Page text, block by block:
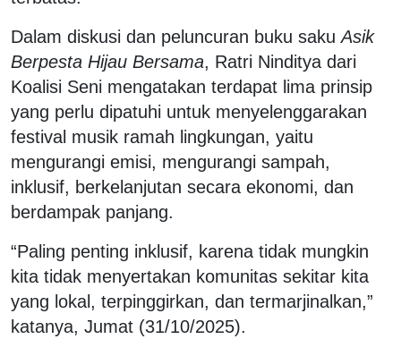
Dalam diskusi dan peluncuran buku sakuAsik
Berpesta Hijau Bersama, Ratri Ninditya dari
Koalisi Seni mengatakan terdapat lima prinsip
yang perlu dipatuhi untuk menyelenggarakan
festival musik ramah lingkungan, yaitu
mengurangi emisi, mengurangi sampah,
inklusif, berkelanjutan secara ekonomi, dan
berdampak panjang.
“Paling penting inklusif, karena tidak mungkin
kita tidak menyertakan komunitas sekitar kita
yang lokal, terpinggirkan, dan termarjinalkan,”
katanya, Jumat (31/10/2025).